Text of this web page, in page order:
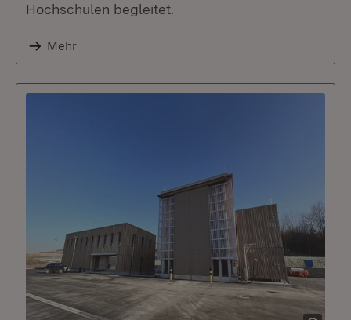
Hochschulen begleitet.
Mehr